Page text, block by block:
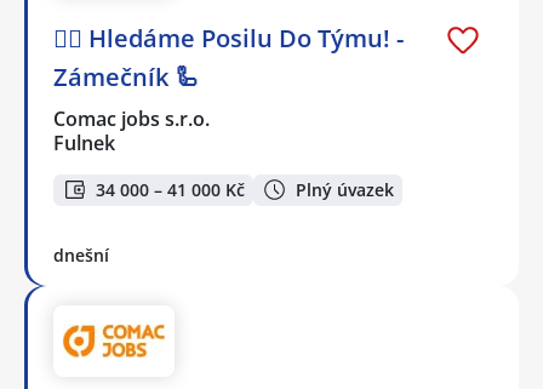
🕵️‍♂️ Hledáme Posilu Do Týmu! -
Zámečník 🦾
Comac jobs s.r.o.
Fulnek
34 000 – 41 000 Kč Plný úvazek
dnešní